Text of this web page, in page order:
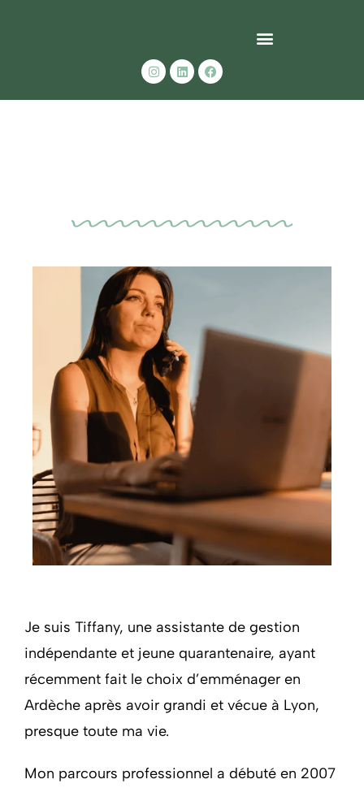
Je suis Tiffany, une assistante de gestion
indépendante et jeune quarantenaire, ayant
récemment fait le choix d’emménager en
Ardèche après avoir grandi et vécue à Lyon,
presque toute ma vie.
Mon parcours professionnel a débuté en 2007